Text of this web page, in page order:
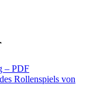
– PDF
Rollenspiels von